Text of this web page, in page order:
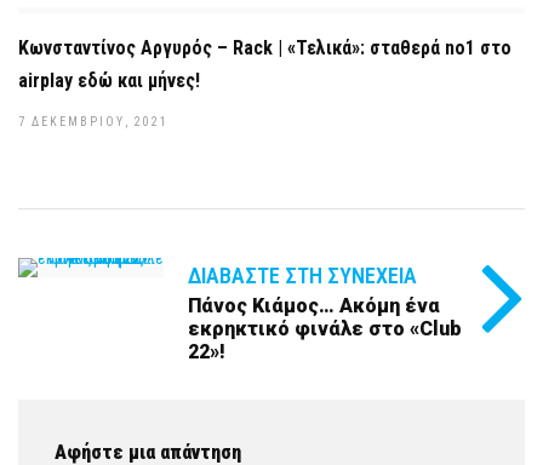
Κωνσταντίνος Αργυρός – Rack | «Τελικά»: σταθερά no1 στο
airplay εδώ και μήνες!
7 ΔΕΚΕΜΒΡΊΟΥ, 2021
ΔΙΑΒΆΣΤΕ ΣΤΗ ΣΥΝΈΧΕΙΑ
Πάνος Κιάμος… Ακόμη ένα
εκρηκτικό φινάλε στο «Club
22»!
Αφήστε μια απάντηση